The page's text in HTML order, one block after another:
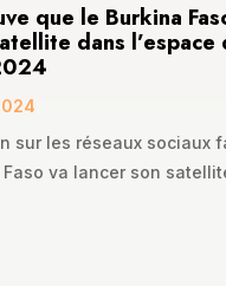
que le Burkina
dans l’espace
sur les réseaux sociaux
va lancer son